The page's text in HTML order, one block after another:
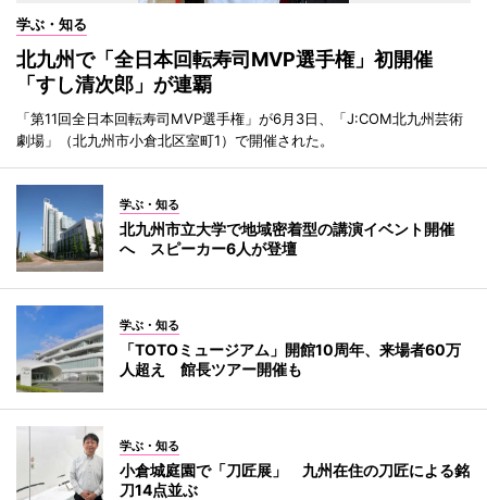
学ぶ・知る
北九州で「全日本回転寿司MVP選手権」初開催
「すし清次郎」が連覇
「第11回全日本回転寿司MVP選手権」が6月3日、「J:COM北九州芸術
劇場」（北九州市小倉北区室町1）で開催された。
学ぶ・知る
北九州市立大学で地域密着型の講演イベント開催
へ スピーカー6人が登壇
学ぶ・知る
「TOTOミュージアム」開館10周年、来場者60万
人超え 館長ツアー開催も
学ぶ・知る
小倉城庭園で「刀匠展」 九州在住の刀匠による銘
刀14点並ぶ